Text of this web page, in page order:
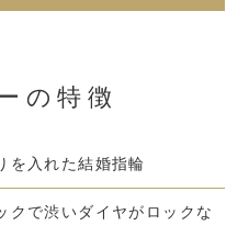
の特徴
を入れた結婚指輪
クで渋いダイヤがロックな